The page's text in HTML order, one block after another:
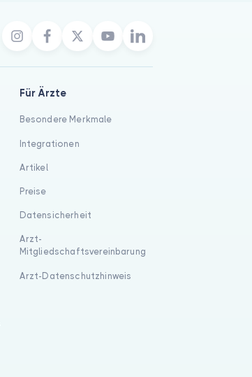
Für Ärzte
Besondere Merkmale
Integrationen
Artikel
Preise
Datensicherheit
Arzt-
Mitgliedschaftsvereinbarung
Arzt-Datenschutzhinweis